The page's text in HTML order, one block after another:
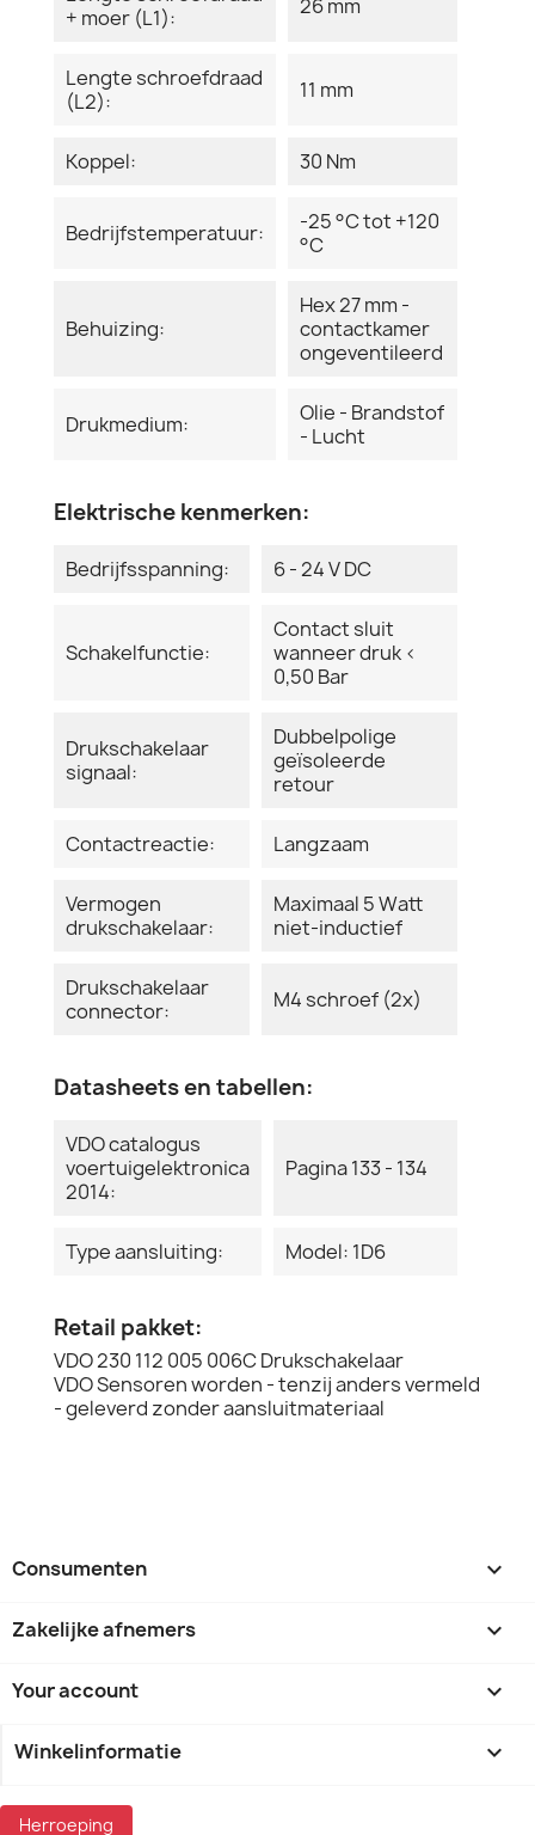
+ moer (L1):
26 mm
Lengte schroefdraad
(L2):
11 mm
Koppel: 30 Nm
Bedrijfstemperatuur:
-25 °C tot +120
°C
Behuizing:
Hex 27 mm -
contactkamer
ongeventileerd
Drukmedium:
Olie - Brandstof
- Lucht
Elektrische kenmerken:
Bedrijfsspanning: 6 - 24 V DC
Schakelfunctie:
Contact sluit
wanneer druk <
0,50 Bar
Drukschakelaar
signaal:
Dubbelpolige
geïsoleerde
retour
Contactreactie: Langzaam
Vermogen
drukschakelaar:
Maximaal 5 Watt
niet-inductief
Drukschakelaar
connector:
M4 schroef (2x)
Datasheets en tabellen:
VDO catalogus
voertuigelektronica
2014:
Pagina 133 - 134
Type aansluiting: Model: 1D6
Retail pakket:
VDO 230 112 005 006C Drukschakelaar
VDO Sensoren worden - tenzij anders vermeld
- geleverd zonder aansluitmateriaal
Consumenten 
Zakelijke afnemers 
Your account 
Winkelinformatie keyboard_arrow_down
Herroeping